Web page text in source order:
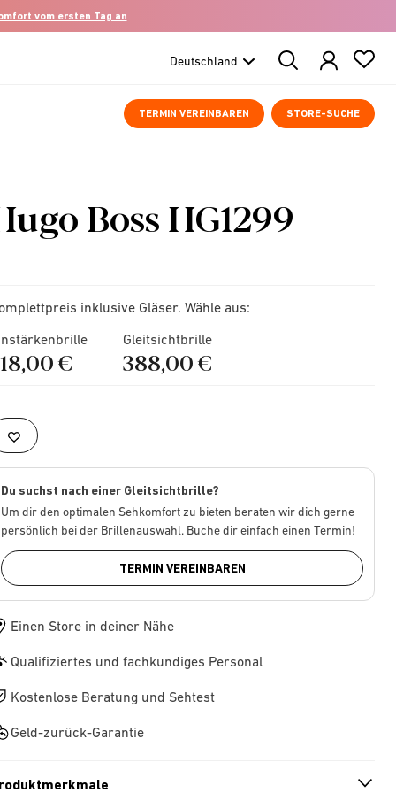
vom ersten Tag an
Search
Products
TERMIN VEREINBAREN STORE-SUCHE
Boss HG1299
inklusive Gläser. Wähle aus:
€
Gleitsichtbrille
388,00 €
Du suchst nach einer Gleitsichtbrille?
Um dir den optimalen Sehkomfort zu bieten beraten wir dich gerne
persönlich bei der Brillenauswahl. Buche dir einfach einen Termin!
TERMIN VEREINBAREN
Einen Store in deiner Nähe
Qualifiziertes und fachkundiges Personal
Kostenlose Beratung und Sehtest
Geld-zurück-Garantie